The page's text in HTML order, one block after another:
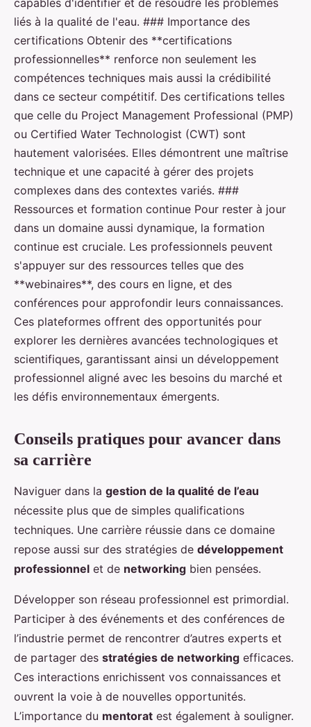
liés à la qualité de l'eau. ### Importance des
certifications Obtenir des **certifications
professionnelles** renforce non seulement les
compétences techniques mais aussi la crédibilité
dans ce secteur compétitif. Des certifications telles
que celle du Project Management Professional (PMP)
ou Certified Water Technologist (CWT) sont
hautement valorisées. Elles démontrent une maîtrise
technique et une capacité à gérer des projets
complexes dans des contextes variés. ###
Ressources et formation continue Pour rester à jour
dans un domaine aussi dynamique, la formation
continue est cruciale. Les professionnels peuvent
s'appuyer sur des ressources telles que des
**webinaires**, des cours en ligne, et des
conférences pour approfondir leurs connaissances.
Ces plateformes offrent des opportunités pour
explorer les dernières avancées technologiques et
scientifiques, garantissant ainsi un développement
professionnel aligné avec les besoins du marché et
les défis environnementaux émergents.
Conseils pratiques pour avancer dans
sa carrière
Naviguer dans la gestion de la qualité de l’eau
nécessite plus que de simples qualifications
techniques. Une carrière réussie dans ce domaine
repose aussi sur des stratégies de développement
professionnel et de networking bien pensées.
Développer son réseau professionnel est primordial.
Participer à des événements et des conférences de
l’industrie permet de rencontrer d’autres experts et
de partager des stratégies de networking efficaces.
Ces interactions enrichissent vos connaissances et
ouvrent la voie à de nouvelles opportunités.
L’importance du mentorat est également à souligner.